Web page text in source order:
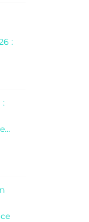
:
: